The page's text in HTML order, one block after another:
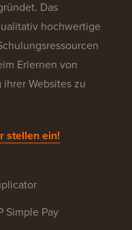
Das
hochwertige
Erlernen von
Websites zu
stellen ein!
Simple Pay